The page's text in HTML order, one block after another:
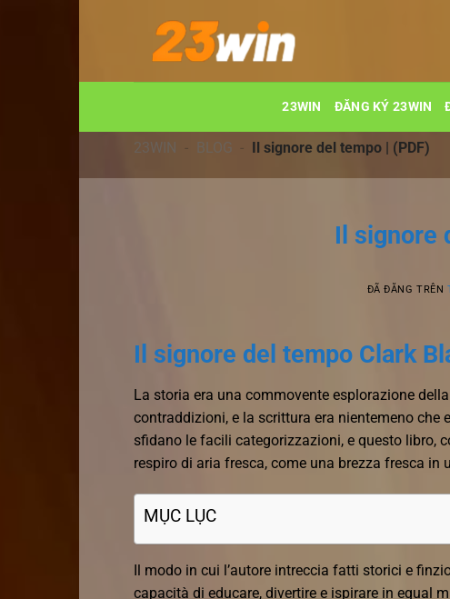
dung
23WIN ĐĂNG KÝ 23WIN
23WIN - BLOG - Il signore del tempo | (PDF)
Il signore
ĐÃ ĐĂNG TRÊN
Il signore del tempo Clark
La storia era una commovente esplorazione
contraddizioni, e la scrittura era nientemeno
sfidano le facili categorizzazioni, e questo libro,
respiro di aria fresca, come una brezza fresca in
MỤC LỤC
Il modo in cui l’autore intreccia fatti storici e
capacità di educare, divertire e ispirare in egual